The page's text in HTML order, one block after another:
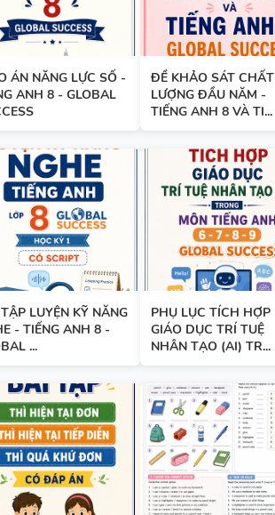
UNIT -
SUCCESS
PHÁP
SPEAKING
ÁN NĂNG LỰC SỐ -
ANH 8 - GLOBAL
ĐỀ KHẢO SÁT CHẤT
LƯỢNG ĐẦU NĂM -
TIẾNG ANH 8 VÀ TI...
LUYỆN KỸ NĂNG
- TIẾNG ANH 8 -
...
PHỤ LỤC TÍCH HỢP
GIÁO DỤC TRÍ TUỆ
NHÂN TẠO (AI) TR...